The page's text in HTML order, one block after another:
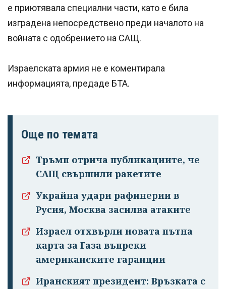
Успешно
излязохте от
профила си!
е приютявала специални части, като е била
изградена непосредствено преди началото на
войната с одобрението на САЩ.
Израелската армия не е коментирала
информацията, предаде БТА.
Още по темата
Тръмп отрича публикациите, че
САЩ свършили ракетите
Украйна удари рафинерии в
Русия, Москва засилва атаките
Израел отхвърли новата пътна
карта за Газа въпреки
американските гаранции
Иранският президент: Връзката с